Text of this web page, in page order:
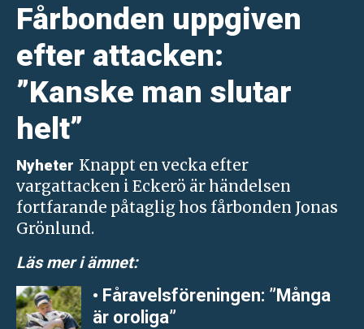
Fårbonden uppgiven
efter attacken:
”Kanske man slutar
helt”
Nyheter Knappt en vecka efter
vargattacken i Eckerö är händelsen
fortfarande påtaglig hos fårbonden Jonas
Grönlund.
Läs mer i ämnet:
• Fåravelsföreningen: ”Många
är oroliga”